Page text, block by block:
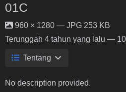
01C
960 × 1280 — JPG 253 KB
Terunggah 4 tahun yang lalu —
Tentang
No description provided.